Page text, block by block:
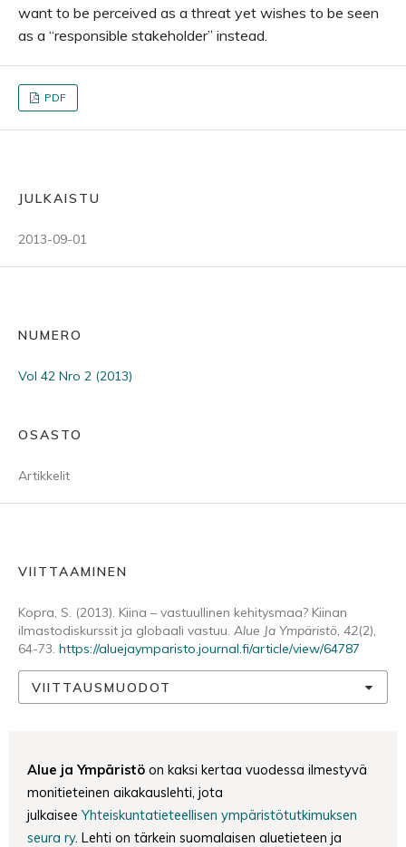
want to be perceived as a threat yet wishes to be seen
as a “responsible stakeholder” instead.
PDF
JULKAISTU
2013-09-01
NUMERO
Vol 42 Nro 2 (2013)
OSASTO
Artikkelit
VIITTAAMINEN
Kopra, S. (2013). Kiina – vastuullinen kehitysmaa? Kiinan
ilmastodiskurssit ja globaali vastuu. Alue Ja Ympäristö, 42(2),
64-73. https://aluejaymparisto.journal.fi/article/view/64787
VIITTAUSMUODOT
Alue ja Ympäristö on kaksi kertaa vuodessa ilmestyvä
monitieteinen aikakauslehti, jota
julkaisee Yhteiskuntatieteellisen ympäristötutkimuksen
seura ry. Lehti on tärkein suomalaisen aluetieteen ja